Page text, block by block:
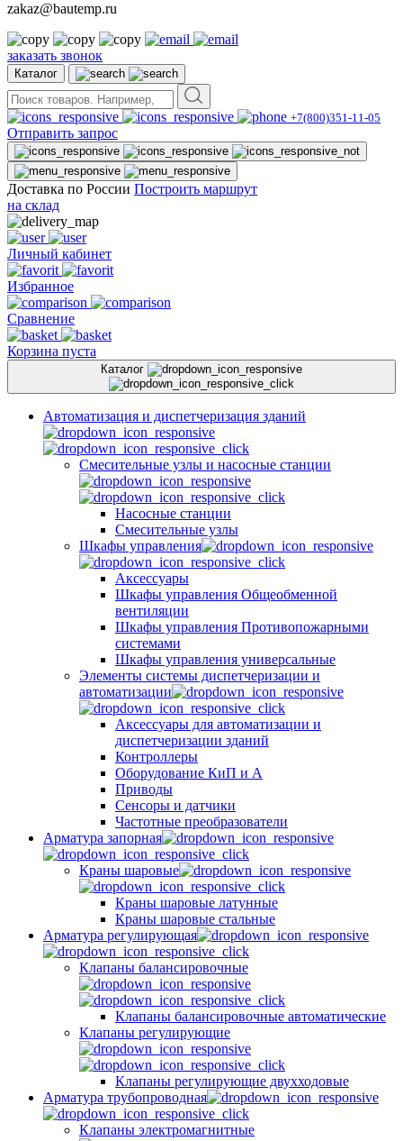
zakaz@bautemp.ru
заказать звонок
Каталог
+7(800)351-11-05
Отправить запрос
Доставка по России Построить маршрут
на склад
Личный кабинет
Избранное
Сравнение
Корзина пуста
Каталог
Автоматизация и диспетчеризация зданий
Смесительные узлы и насосные станции
Насосные станции
Смесительные узлы
Шкафы управления
Аксессуары
Шкафы управления Общеобменной
вентиляции
Шкафы управления Противопожарными
системами
Шкафы управления универсальные
Элементы системы диспетчеризации и
автоматизации
Аксессуары для автоматизации и
диспетчеризации зданий
Контроллеры
Оборудование КиП и А
Приводы
Сенсоры и датчики
Частотные преобразователи
Арматура запорная
Краны шаровые
Краны шаровые латунные
Краны шаровые стальные
Арматура регулирующая
Клапаны балансировочные
Клапаны балансировочные автоматические
Клапаны регулирующие
Клапаны регулирующие двухходовые
Арматура трубопроводная
Клапаны электромагнитные